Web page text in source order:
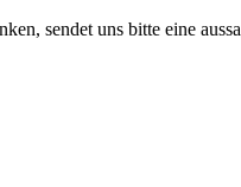
sendet uns bitte eine